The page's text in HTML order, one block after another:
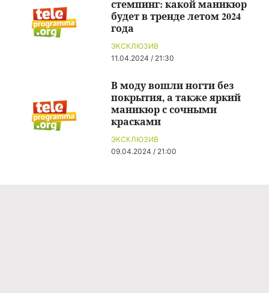
ЭКСКЛЮЗИВ
11.04.2024 / 21:30
стемпинг: какой маникюр
будет в тренде летом 2024
года
ЭКСКЛЮЗИВ
09.04.2024 / 21:00
В моду вошли ногти без
покрытия, а также яркий
маникюр с сочными
красками